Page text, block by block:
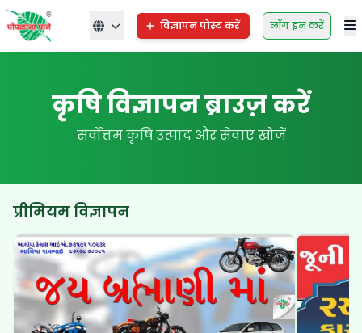
विज्ञापन पोस्ट करें लॉग इन करें
कृषि विज्ञापन ब्राउज़ करें
सर्वोत्तम कृषि उत्पाद और सेवाएं खोजें
प्रीमियम विज्ञापन